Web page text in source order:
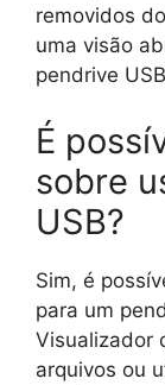
removidos
uma visão
pendrive
É
sobre
USB?
Sim, é
para um
Visualizador
arquivos ou